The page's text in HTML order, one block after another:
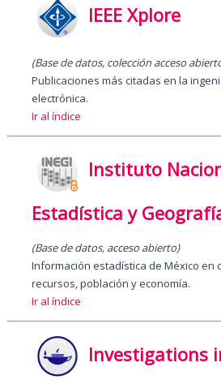
IEEE Xplore
(Base de datos, colección acceso
Publicaciones más citadas en la
electrónica.
Ir al índice
Instituto
Estadística y
(Base de datos, acceso abierto)
Información estadística de México en
recursos, población y economía.
Ir al índice
Investigations